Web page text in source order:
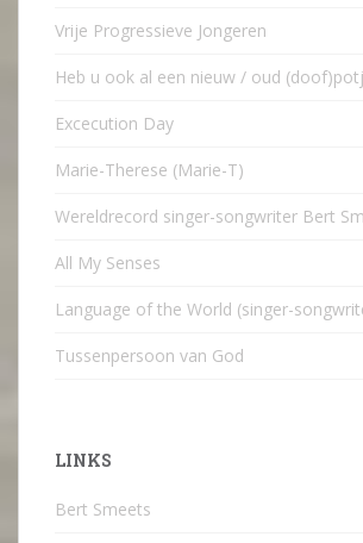
Vrije Progressieve Jongeren
Heb u ook al een nieuw / oud
Excecution Day
Marie-Therese (Marie-T)
Wereldrecord singer-songwriter Bert
All My Senses
Language of the World (singer-
Tussenpersoon van God
LINKS
Bert Smeets